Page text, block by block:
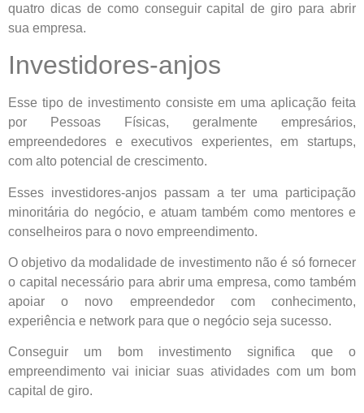
quatro dicas de como conseguir capital de giro para abrir
sua empresa.
Investidores-anjos
Esse tipo de investimento consiste em uma aplicação feita
por Pessoas Físicas, geralmente empresários,
empreendedores e executivos experientes, em startups,
com alto potencial de crescimento.
Esses investidores-anjos passam a ter uma participação
minoritária do negócio, e atuam também como mentores e
conselheiros para o novo empreendimento.
O objetivo da modalidade de investimento não é só fornecer
o capital necessário para abrir uma empresa, como também
apoiar o novo empreendedor com conhecimento,
experiência e network para que o negócio seja sucesso.
Conseguir um bom investimento significa que o
empreendimento vai iniciar suas atividades com um bom
capital de giro.